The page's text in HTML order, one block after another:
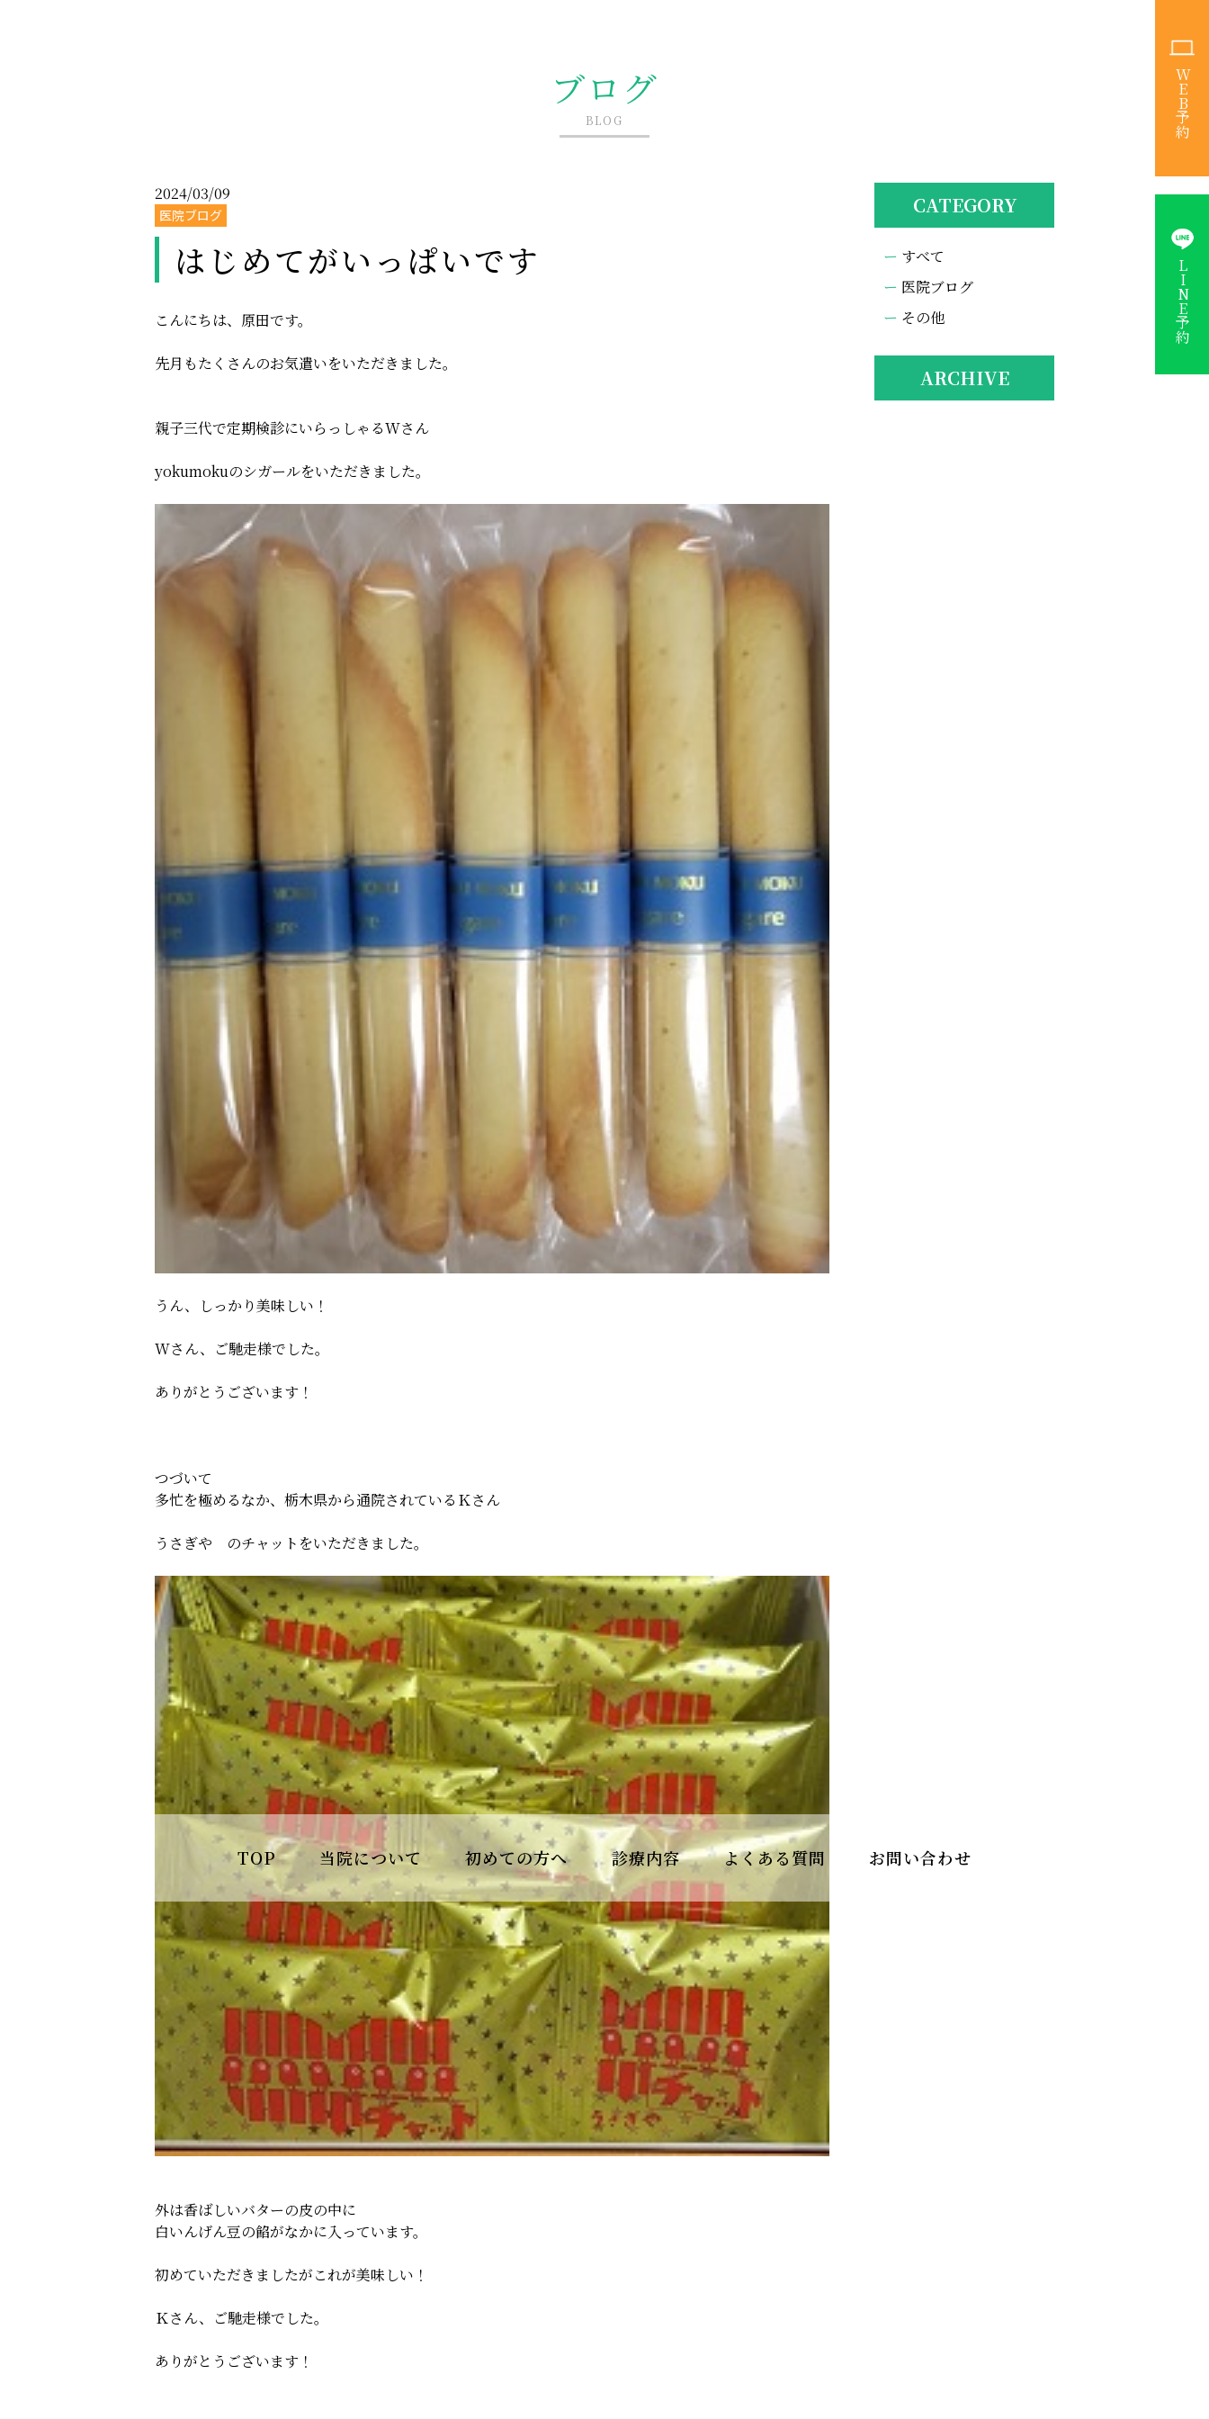
TOP 当院について 初めての方へ 診療内容 よくある質問 お問い合わせ
WEB予約
LINE予約
ブログ
BLOG
2024/03/09
医院ブログ
はじめてがいっぱいです
こんにちは、原田です。
先月もたくさんのお気遣いをいただきました。
親子三代で定期検診にいらっしゃるWさん
yokumokuのシガールをいただきました。
うん、しっかり美味しい！
Wさん、ご馳走様でした。
ありがとうございます！
つづいて
多忙を極めるなか、栃木県から通院されているＫさん
うさぎや のチャットをいただきました。
外は香ばしいバターの皮の中に
白いんげん豆の餡がなかに入っています。
初めていただきましたがこれが美味しい！
Ｋさん、ご馳走様でした。
ありがとうございます！
CATEGORY
すべて
医院ブログ
その他
ARCHIVE